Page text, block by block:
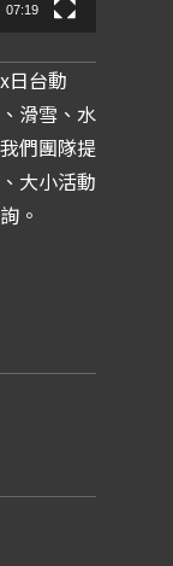
07:19
日台動
滑雪、水
們團隊提
大小活動
。